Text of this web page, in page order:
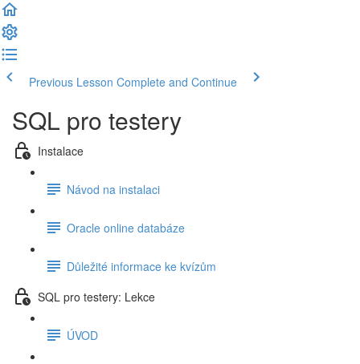
Previous Lesson Complete and Continue
SQL pro testery
Instalace
Návod na instalaci
Oracle online databáze
Důležité informace ke kvízům
SQL pro testery: Lekce
ÚVOD